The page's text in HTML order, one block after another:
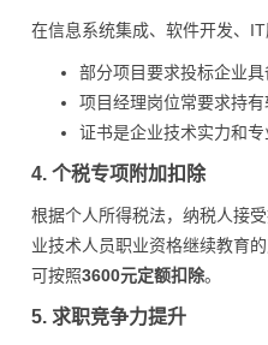
在信息系统集成、软件开发、IT
部分项目要求投标企业
项目经理岗位常要求持
证书是企业技术实力和专
4. 个税专项附加扣除
根据个人所得税法，纳税人接
业技术人员职业资格继续教育
可按照3600元定额扣除。
5. 求职竞争力提升